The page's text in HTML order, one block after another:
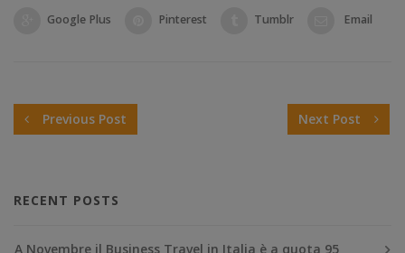
Google Plus Pinterest Tumblr Email
Previous Post Next Post
RECENT POSTS
A Novembre il Business Travel in Italia è a quota 95